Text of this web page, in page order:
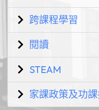
跨課程學習
閱讀
STEAM
家課政策及功課